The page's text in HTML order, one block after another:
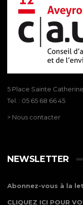
5 Place Sainte
Tel. : 05 65 68 66 45
> Nous contacter
NEWSLETTER
Abonnez-vous à la
CLIQUEZ ICI POUR